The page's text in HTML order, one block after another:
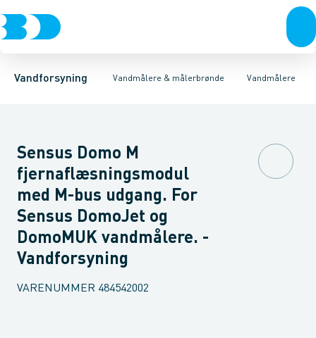
Vandforsyning Vandmålere & målerbrønde
Rør & fittingsKoblinger & anboringerMuffer, klemmer &
Vandmålere
MålerbrøndeVandmålere
Bi vandmålereVingehjulsmålere Ringstempelmålere
Sensus Domo M
fjernaflæsningsmodul
med M-bus udgang. For
Sensus DomoJet og
DomoMUK vandmålere. -
Vandforsyning
VARENUMMER 484542002